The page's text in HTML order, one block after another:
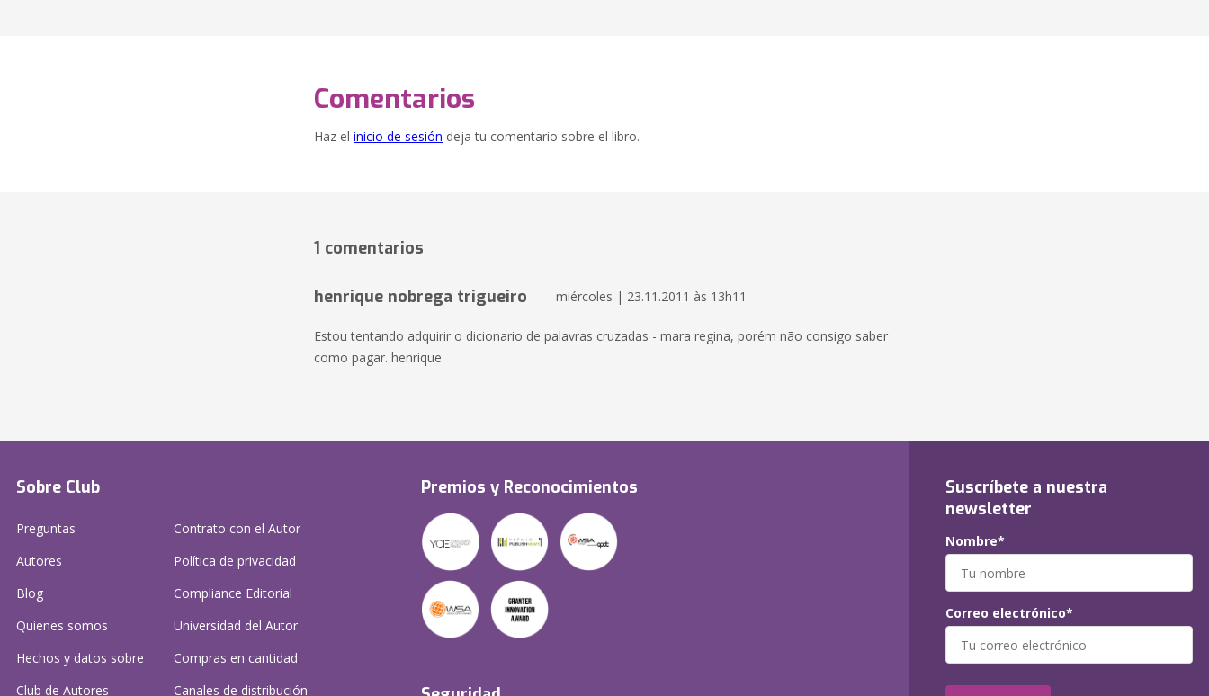
Comentarios
Haz el inicio de sesión deja tu comentario sobre el libro.
1 comentarios
henrique nobrega trigueiro miércoles | 23.11.2011 às 13h11
Estou tentando adquirir o dicionario de palavras cruzadas - mara regina, porém não consigo saber
como pagar. henrique
Sobre Club
Preguntas
Autores
Blog
Quienes somos
Hechos y datos sobre
Club de Autores
Contrato con el Autor
Política de privacidad
Compliance Editorial
Universidad del Autor
Compras en cantidad
Canales de distribución
Premios y Reconocimientos
Suscríbete a nuestra
newsletter
Nombre*
Correo electrónico*